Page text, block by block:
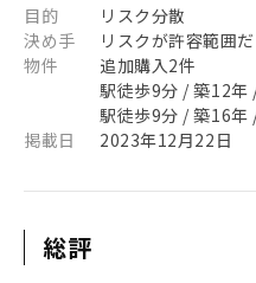
目的
リスク分散
決め手
リスクが許容範囲
物件
追加購入2件
駅徒歩9分 / 築12年
駅徒歩9分 / 築16年
掲載日
2023年12月22日
総評